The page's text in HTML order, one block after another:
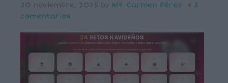
30 noviembre, 2025 by Mª Carmen Pérez
3
comentarios